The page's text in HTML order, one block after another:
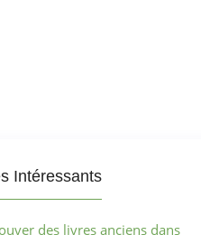
Intéressants
des livres anciens dans